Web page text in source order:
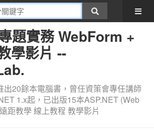
題實務 WebForm +
學影片 --
出20餘本電腦書，曾任資策會專任講師
1.x起，已出版15本ASP.NET (Web
距教學 線上教程 教學影片